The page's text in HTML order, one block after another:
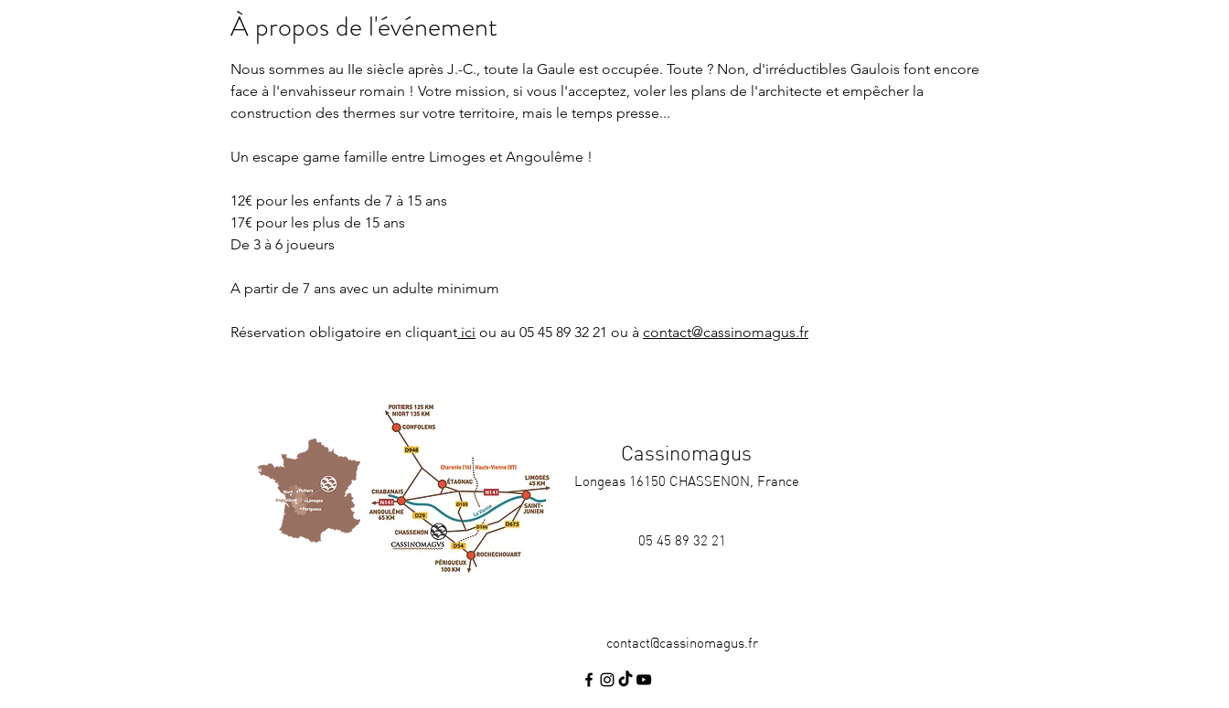
À propos de l'événement
Nous sommes au IIe siècle après J.-C., toute la Gaule est occupée. Toute ? Non, d'irréductibles Gaulois font encore
face à l'envahisseur romain ! Votre mission, si vous l'acceptez, voler les plans de l'architecte et empêcher la
construction des thermes sur votre territoire, mais le temps presse...
Un escape game famille entre Limoges et Angoulême !
12€ pour les enfants de 7 à 15 ans
17€ pour les plus de 15 ans
De 3 à 6 joueurs
A partir de 7 ans avec un adulte minimum
Réservation obligatoire en cliquant ici ou au 05 45 89 32 21 ou à contact@cassinomagus.fr
Cassinomagus
Longeas 16150 CHASSENON, France
05 45 89 32 21
contact@cassinomagus.fr